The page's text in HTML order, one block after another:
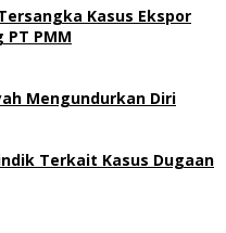
Kasus Ekspor
PMM
Mengundurkan Diri
Terkait Kasus Dugaan